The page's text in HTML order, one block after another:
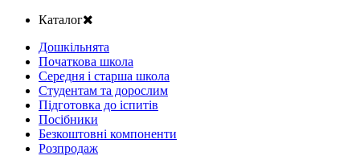
Каталог
Дошкільнята
Початкова школа
Середня і старша школа
Студентам та дорослим
Підготовка до іспитів
Посібники
Безкоштовні компоненти
Розпродаж